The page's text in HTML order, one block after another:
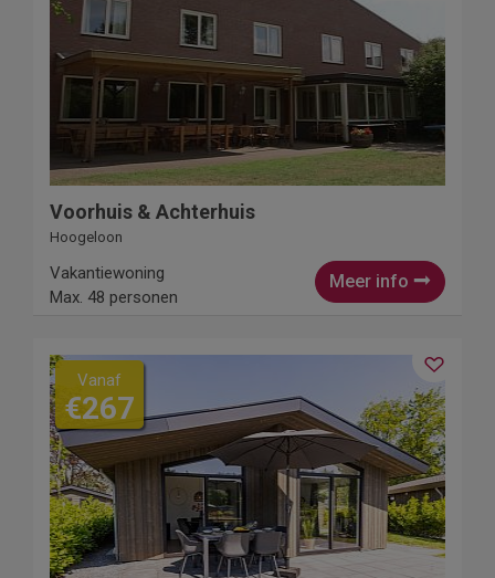
Voorhuis & Achterhuis
Hoogeloon
Meer info
Vakantiewoning
Max. 48 personen
Vanaf
€267